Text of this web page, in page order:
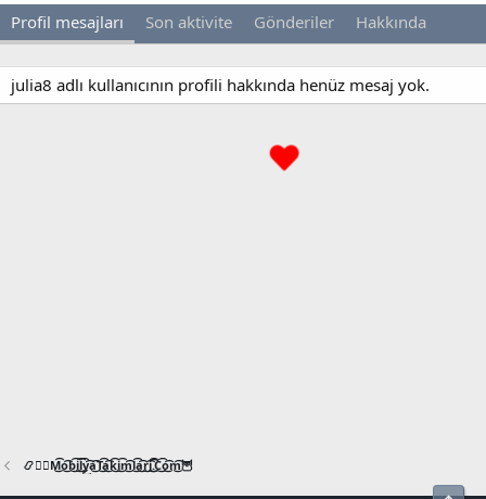
Profil mesajları Son aktivite Gönderiler Hakkında
julia8 adlı kullanıcının profili hakkında henüz mesaj yok.
📿🧙‍♂️M͜͡o͜͡b͜͡i͜͡l͜͡y͜͡a͜͡T͜͡a͜͡k͜͡i͜͡m͜͡l͜͡a͜͡r͜͡i͜͡.͜͡C͜͡o͜͡m͜͡🦉